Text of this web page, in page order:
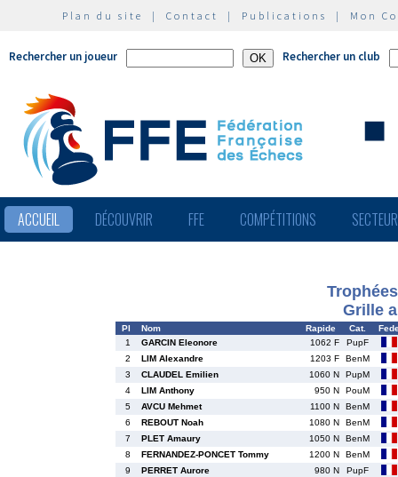
Plan du site | Contact | Publications | Mon
Rechercher un joueur Rechercher un club
ACCUEIL DÉCOUVRIR FFE COMPÉTITIONS
Grille
Pl Nom Rapide Cat.
1
GARCIN Eleonore 1062 F
PupF
2
LIM Alexandre 1203 F
BenM
3
CLAUDEL Emilien 1060 N
PupM
4
LIM Anthony 950 N
PouM
5
AVCU Mehmet 1100 N
BenM
6
REBOUT Noah 1080 N
BenM
7
PLET Amaury 1050 N
BenM
8
FERNANDEZ-PONCET Tommy 1200 N
BenM
9
PERRET Aurore 980 N
PupF